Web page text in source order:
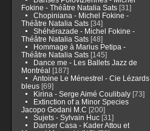
Fokine - Théâtre Natalia Sats[31]
Chopiniana - Michel Fokine -
Théâtre Natalia Sats[34]
Shéhérazade - Michel Fokine -
Théâtre Natalia Sats[48]
Hommage à Marius Petipa -
Théâtre Natalia Sats[145]
Dance me - Les Ballets Jazz de
Montréal [187]
Antoine Le Ménestrel - Cie Lézards
bleus[69]
Kirina - Serge Aimé Coulibaly[73]
Extinction of a Minor Species
Jacopo Godani M.C [200]
Sujets - Sylvain Huc[31]
Danser Casa - Kader Attou et